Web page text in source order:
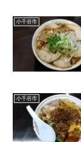
小千谷市
小千谷市